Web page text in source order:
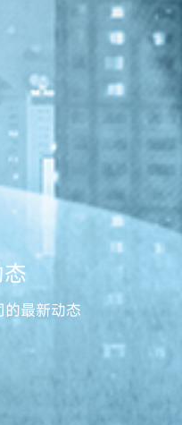
的最新动态